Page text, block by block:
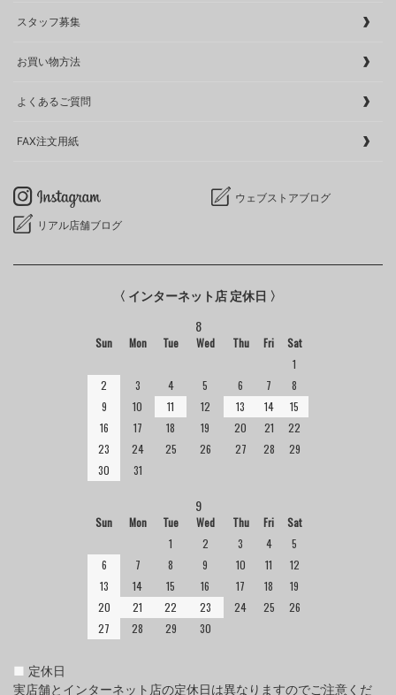
スタッフ募集
お買い物方法
よくあるご質問
FAX注文用紙
ウェブストアブログ
リアル店舗ブログ
〈 インターネット店 定休日 〉
8
Sun Mon Tue Wed Thu Fri
Sat
1
2
3 4 5 6 7
8
9
10 11 12 13 14
15
16
17 18 19 20 21
22
23
24 25 26 27 28
29
30
31
9
Sun Mon Tue Wed Thu Fri
Sat
1
2 3 4
5
6
7 8 9 10 11
12
13
14 15 16 17 18
19
20
21 22 23 24 25
26
27
28 29 30
■ 定休日
実店舗とインターネット店の定休日は異なりますのでご注意くだ